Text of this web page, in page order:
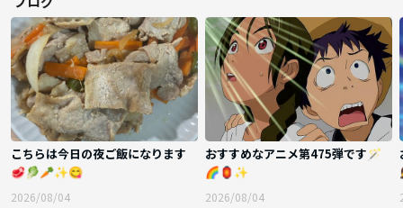
こちらは今日の夜ご飯になります
🥩🥬🥕✨😋
2026/08/04
おすすめなアニメ第475弾です🪄
🌈🏮✨
2026/08/04